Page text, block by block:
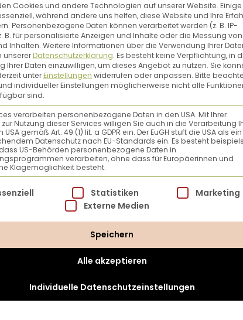
BODY YOGA
auf der Matte
Cookies und andere Technologien auf unserer Website.
während andere uns helfen, diese Website und Ihre
Personenbezogene Daten können verarbeitet werden (z. B. IP-
B. für personalisierte Anzeigen und Inhalte oder die Messung von
Inhalten. Weitere Informationen über die Verwendung Ihrer
unsererDatenschutzerklärung. Es besteht keine Verpflichtung, in
Ihrer Daten einzuwilligen, um dieses Angebot zu nutzen. Sie
unterEinstellungen widerrufen oder anpassen. Bitte
individueller Einstellungen möglicherweise nicht alle
sind.
verarbeiten personenbezogene Daten in den USA. Mit Ihrer
Nutzung dieser Services willigen Sie auch in die Verarbeitung
USA gemäß Art. 49 (1) lit. a GDPR ein. Der EuGH stuft die USA als
Datenschutz nach EU-Standards ein. Es besteht
US-Behörden personenbezogene Daten in
verarbeiten, ohne dass für Europäerinnen und
Klagemöglichkeit besteht.
Liste der Service-Gruppen, für die eine
Statistiken
Marketing
Externe Medien
Speichern
Alle akzeptieren
Individuelle Datenschutzeinstellungen